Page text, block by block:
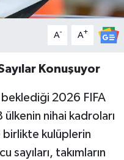
A- A+
Konuşuyor
2026 FIFA
nihai kadroları
birlikte kulüplerin
takımların